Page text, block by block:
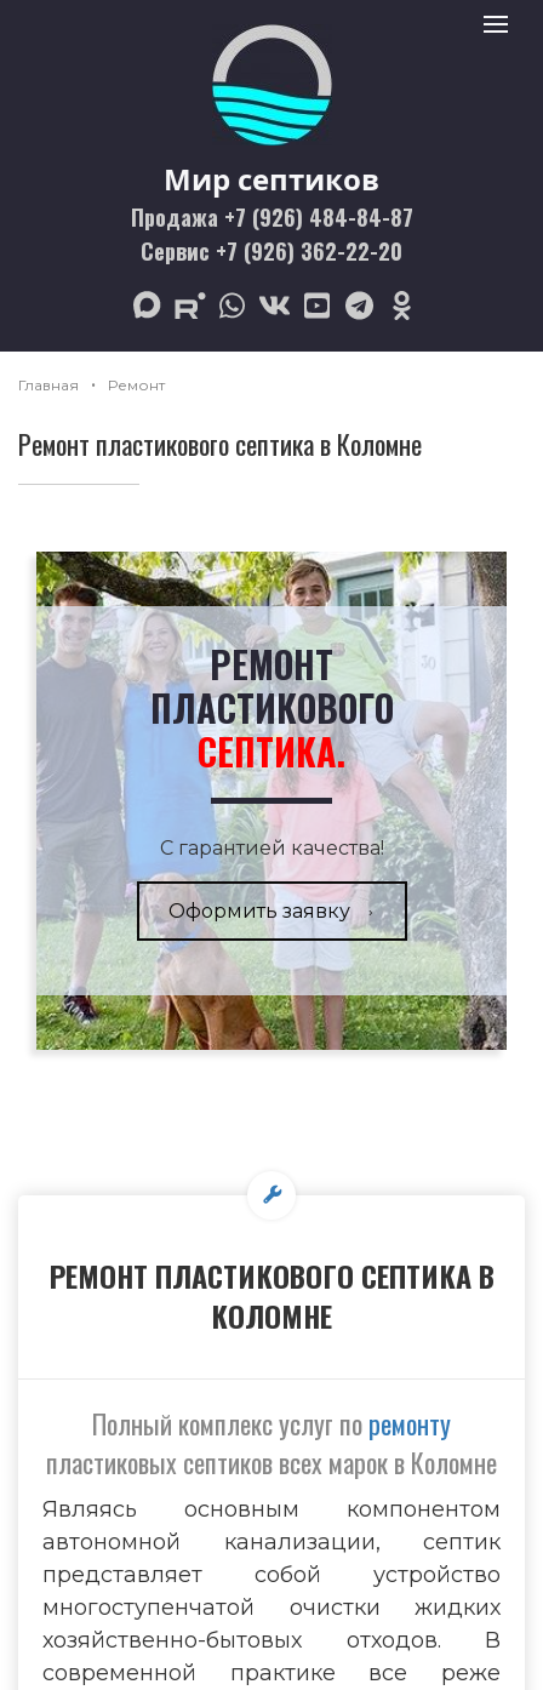
Мир септиков logo
Мир септиков
Продажа +7 (926) 484-84-87
Сервис +7 (926) 362-22-20
max rutubewhatsapp
vk youtubetelegramodnoklassniki
Toggle
Главная Ремонт
Ремонт пластикового септика в Коломне
РЕМОНТ
ПЛАСТИКОВОГО
СЕПТИКА.
С гарантией качества!
Оформить заявку
РЕМОНТ ПЛАСТИКОВОГО СЕПТИКА В
КОЛОМНЕ
Полный комплекс услуг поремонту
пластиковых септиков всех марок в Коломне
Являясь основным компонентом
автономной канализации, септик
представляет собой устройство
многоступенчатой очистки жидких
хозяйственно-бытовых отходов. В
современной практике все реже